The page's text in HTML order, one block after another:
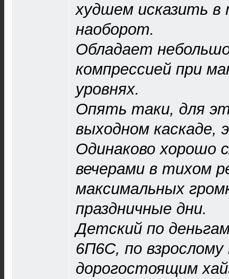
худшем исказить в
наоборот.
Обладает
компрессией при
уровнях.
Опять таки, для
выходном каскаде,
Одинаково хорошо
вечерами в тихом
максимальных
праздничные дни.
Детский по
6П6С, по
дорогостоящим